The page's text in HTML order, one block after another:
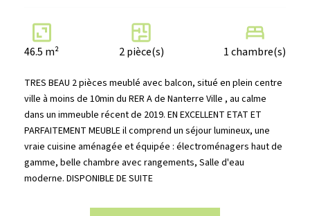
46.5 m² 2 pièce(s) 1 chambre(s)
TRES BEAU 2 pièces meublé avec balcon, situé en plein centre
ville à moins de 10min du RER A de Nanterre Ville , au calme
dans un immeuble récent de 2019. EN EXCELLENT ETAT ET
PARFAITEMENT MEUBLE il comprend un séjour lumineux, une
vraie cuisine aménagée et équipée : électroménagers haut de
gamme, belle chambre avec rangements, Salle d'eau
moderne. DISPONIBLE DE SUITE